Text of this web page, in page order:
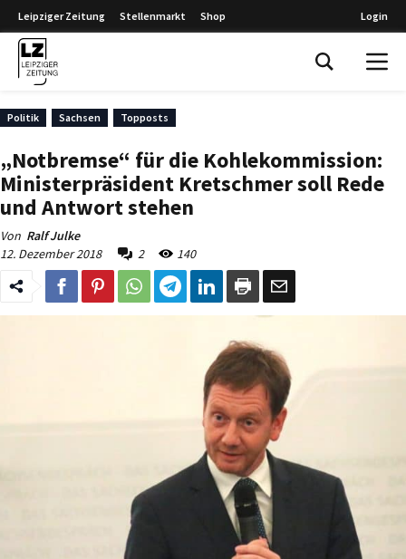
Leipziger Zeitung Stellenmarkt Shop Login
Politik Sachsen Topposts
„Notbremse“ für die Kohlekommission:
Ministerpräsident Kretschmer soll Rede
und Antwort stehen
Von Ralf Julke
12. Dezember 2018
2 140